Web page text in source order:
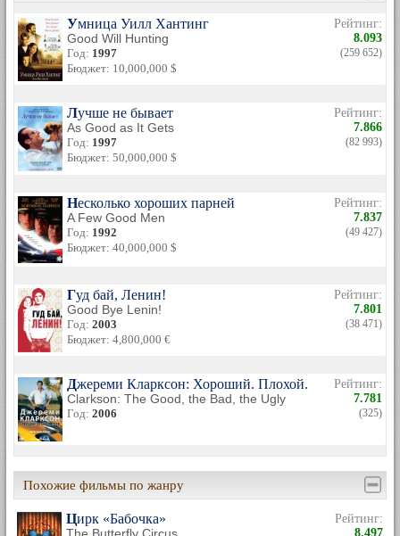
Умница Уилл Хантинг
Good Will Hunting
Год: 1997
Бюджет: 10,000,000 $
Рейтинг:
8.093
(259 652)
Лучше не бывает
As Good as It Gets
Год: 1997
Бюджет: 50,000,000 $
Рейтинг:
7.866
(82 993)
Несколько хороших парней
A Few Good Men
Год: 1992
Бюджет: 40,000,000 $
Рейтинг:
7.837
(49 427)
Гуд бай, Ленин!
Good Bye Lenin!
Год: 2003
Бюджет: 4,800,000 €
Рейтинг:
7.801
(38 471)
Джереми Кларксон: Хороший. Плохой. Злой.
Clarkson: The Good, the Bad, the Ugly
Год: 2006
Рейтинг:
7.781
(325)
Похожие фильмы по жанру
Цирк «Бабочка»
Рейтинг:
8.497